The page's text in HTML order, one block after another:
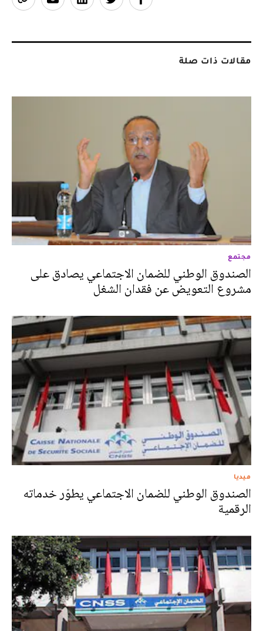
مقالات ذات صلة
مجتمع
الصندوق الوطني للضمان الاجتماعي يصادق على
مشروع التعويض عن فقدان الشغل
ميديا
الصندوق الوطني للضمان الاجتماعي يطوّر خدماته
الرقمية